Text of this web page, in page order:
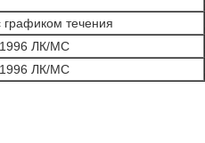
течения
ЛК/МС
ЛК/МС